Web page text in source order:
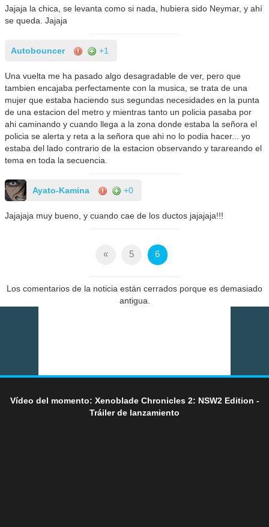
Jajaja la chica, se levanta como si nada, hubiera sido Neymar, y ahí
se queda. Jajaja
Autobouncer +1
Una vuelta me ha pasado algo desagradable de ver, pero que
tambien encajaba perfectamente con la musica, se trata de una
mujer que estaba haciendo sus segundas necesidades en la punta
de una estacion del metro y mientras tanto un policia pasaba por
ahi caminando y cuando llega a la zona donde estaba la señora el
policia se alerta y reta a la señora que ahi no lo podia hacer... yo
estaba del lado contrario de la estacion observando y tarareando el
tema en toda la secuencia.
Ayato-Kamina +0
Jajajaja muy bueno, y cuando cae de los ductos jajajaja!!!
« 5 6
Los comentarios de la noticia están cerrados porque es demasiado
antigua.
Vídeo del momento: Xenoblade Chronicles 2: NSW2 Edition -
Tráiler de lanzamiento